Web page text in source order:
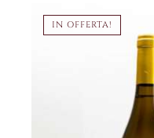
IN OFFERTA!